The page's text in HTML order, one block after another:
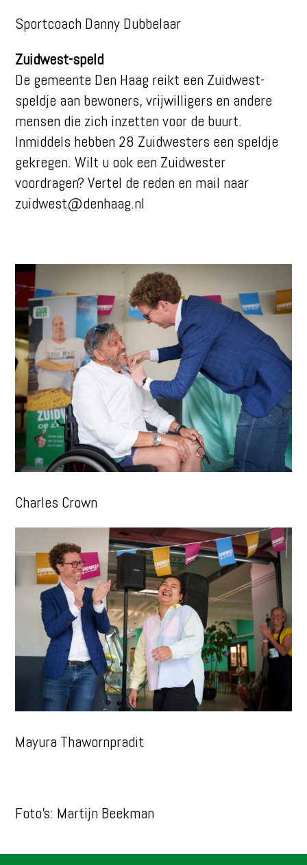
Sportcoach Danny Dubbelaar
Zuidwest-speld
De gemeente Den Haag reikt een Zuidwest-
speldje aan bewoners, vrijwilligers en andere
mensen die zich inzetten voor de buurt.
Inmiddels hebben 28 Zuidwesters een speldje
gekregen. Wilt u ook een Zuidwester
voordragen? Vertel de reden en mail naar
zuidwest@denhaag.nl
Charles Crown
Mayura Thawornpradit
Foto’s: Martijn Beekman